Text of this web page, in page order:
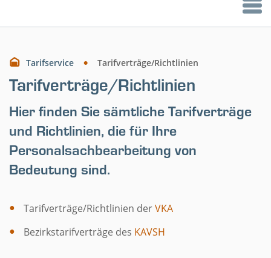
Tarifservice Tarifverträge/Richtlinien
Tarifverträge/Richtlinien
Hier finden Sie sämtliche Tarifverträge
und Richtlinien, die für Ihre
Personalsachbearbeitung von
Bedeutung sind.
Tarifverträge/Richtlinien derVKA
Bezirkstarifverträge des KAVSH